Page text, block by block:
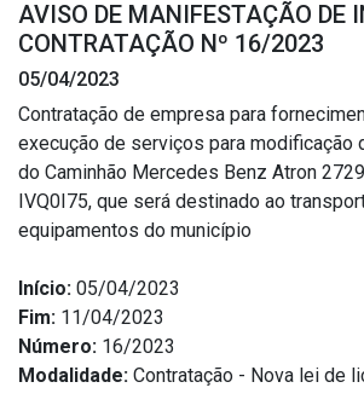
Estrutura Organizacional
Secretarias
Administração
Agricultura e Meio Ambiente
Assistência Social
Educação, Cultura, Desporto e Turismo
Obras
AVISO DE MANIFESTAÇÃO DE
CONTRATAÇÃO Nº 16/2023
05/04/2023
Contratação de empresa para
execução de serviços para modificação
do Caminhão Mercedes Benz Atron
IVQ0I75, que será destinado ao
equipamentos do município
Início: 05/04/2023
Fim: 11/04/2023
Número: 16/2023
Modalidade: Contratação - Nova lei de